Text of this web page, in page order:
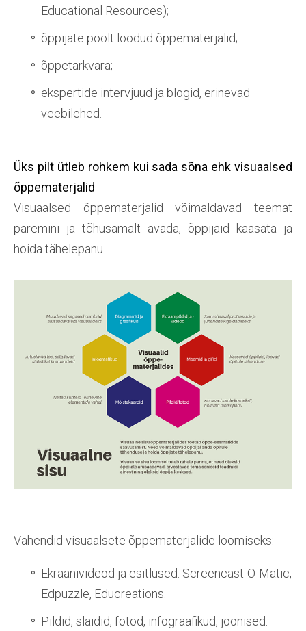
Educational Resources);
õppijate poolt loodud õppematerjalid;
õppetarkvara;
ekspertide intervjuud ja blogid, erinevad
veebilehed.
Üks pilt ütleb rohkem kui sada sõna ehk visuaalsed
õppematerjalid
Visuaalsed õppematerjalid võimaldavad teemat
paremini ja tõhusamalt avada, õppijaid kaasata ja
hoida tähelepanu.
Vahendid visuaalsete õppematerjalide loomiseks:
Ekraanivideod ja esitlused: Screencast-O-Matic,
Edpuzzle, Educreations.
Pildid, slaidid, fotod, infograafikud, joonised: